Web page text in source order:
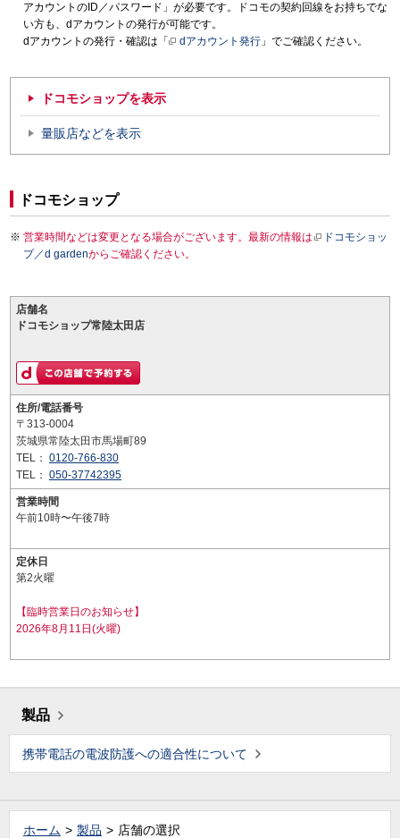
アカウントのID／パスワード」が必要です。ドコモの契約回線をお持ちでな
い方も、dアカウントの発行が可能です。
dアカウントの発行・確認は「
dアカウント発行 」でご確認ください。
ドコモショップを表示
量販店などを表示
ドコモショップ
営業時間などは変更となる場合がございます。最新の情報は
ドコモショッ
プ／d gardenからご確認ください。
店舗名
ドコモショップ常陸太田店
住所/電話番号
〒313-0004
茨城県常陸太田市馬場町89
TEL： 0120-766-830
TEL： 050-37742395
営業時間
午前10時〜午後7時
定休日
第2火曜
【臨時営業日のお知らせ】
2026年8月11日(火曜)
製品
携帯電話の電波防護への適合性について
ホーム 製品 店舗の選択